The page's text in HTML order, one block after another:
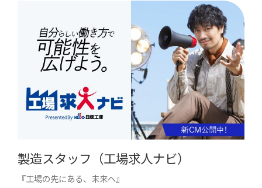
製造スタッフ（工場求人ナビ）
『工場の先にある、未来へ』